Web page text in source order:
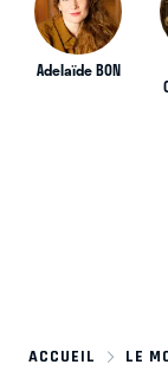
Adelaïde BON
ACCUEIL LE